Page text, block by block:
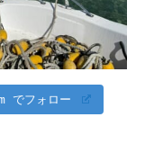
でフォロー